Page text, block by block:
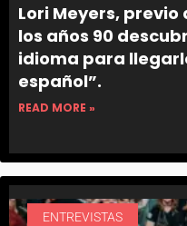
Lori Meyers, previo
los años 90
idioma para
español”.
READ MORE »
ENTREVISTAS